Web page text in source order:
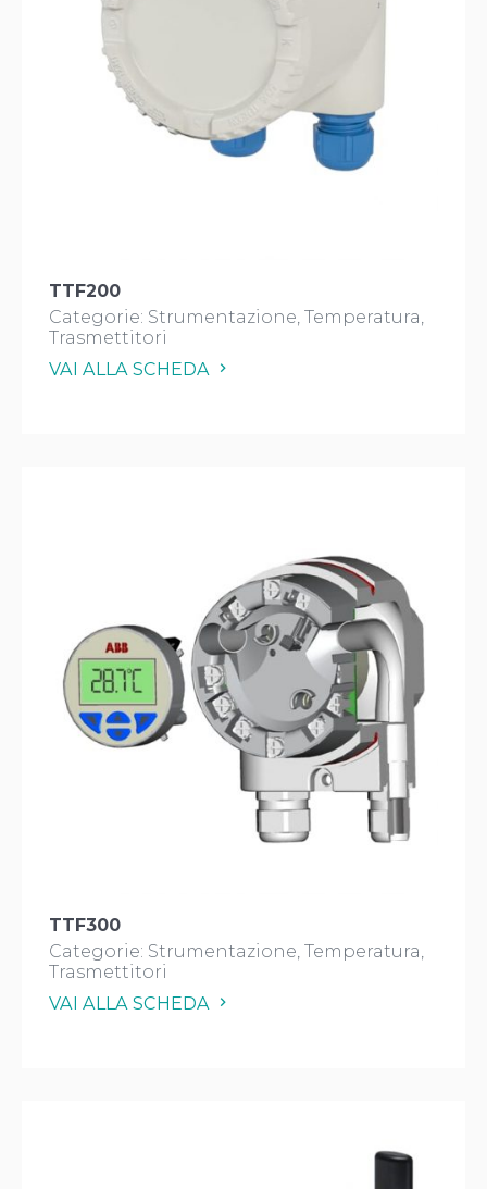
TTF200
Categorie: Strumentazione Temperatura
Trasmettitori
VAI ALLA SCHEDA
TTF300
Categorie: Strumentazione Temperatura
Trasmettitori
VAI ALLA SCHEDA